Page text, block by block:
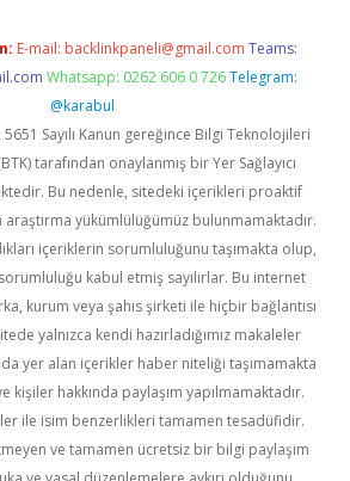
E-mail: backlinkpaneli@gmail.com Teams:
Whatsapp: 0262 606 0 726 Telegram:
@karabul
5651 Sayılı Kanun gereğince Bilgi Teknolojileri
tarafından onaylanmış bir Yer Sağlayıcı
Bu nedenle, sitedeki içerikleri proaktif
yükümlülüğümüz bulunmamaktadır.
içeriklerin sorumluluğunu taşımakta olup,
kabul etmiş sayılırlar. Bu internet
kurum veya şahıs şirketi ile hiçbir bağlantısı
yalnızca kendi hazırladığımız makaleler
yer alan içerikler haber niteliği taşımamakta
kişiler hakkında paylaşım yapılmamaktadır.
ile isim benzerlikleri tamamen tesadüfidir.
ve tamamen ücretsiz bir bilgi paylaşım